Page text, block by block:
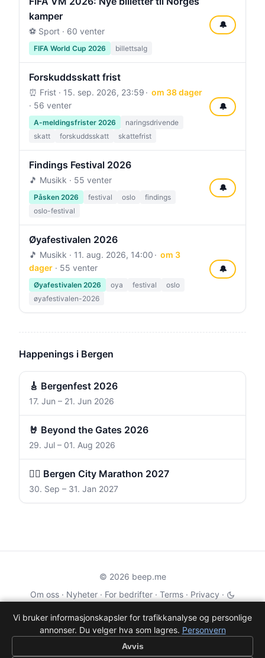
kamper
⚽ Sport · 60 venter
FIFA World Cup 2026 billettsalg
🔔
Forskuddsskatt frist
⏰ Frist · 15. sep. 2026, 23:59
om 38 dager
· 56 venter
A-meldingsfrister 2026
naringsdrivende
skatt
forskuddsskatt skattefrist
🔔
Findings Festival 2026
🎵 Musikk · 55 venter
Påsken 2026 festival oslo
findings
oslo-festival
🔔
Øyafestivalen 2026
🎵 Musikk · 11. aug. 2026, 14:00
om 3
dager · 55 venter
Øyafestivalen 2026 oya festival
oslo
øyafestivalen-2026
🔔
Happenings i Bergen
🎸 Bergenfest 2026
17. Jun – 21. Jun 2026
🤘 Beyond the Gates 2026
29. Jul – 01. Aug 2026
🏃‍♀️ Bergen City Marathon 2027
30. Sep – 31. Jan 2027
© 2026 beep.me
Om oss · Nyheter · For bedrifter · Terms · Privacy ·
·Wikidata·OMDb
Data from TMDB, Wikidata & OMDb. Not endorsed or certified by these
services.
Vi bruker informasjonskapsler for trafikkanalyse og personlige
annonser. Du velger hva som lagres. Personvern
Avvis